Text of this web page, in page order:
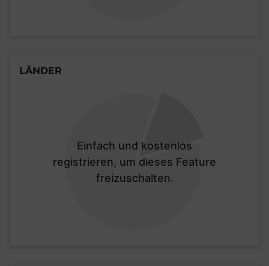
LÄNDER
Einfach und kostenlos
registrieren, um dieses Feature
freizuschalten.